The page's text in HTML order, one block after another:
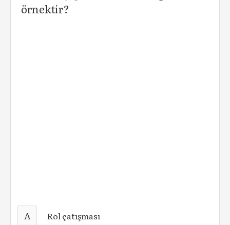
örnektir?
A Rol çatışması